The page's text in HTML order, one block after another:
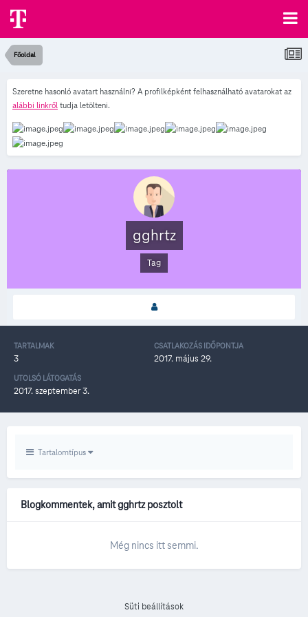
Főoldal
Szeretne hasonló avatart használni? A profilképként felhasználható avatarokat az
alábbi linkről tudja letölteni.
gghrtz
Tag
TARTALMAK
3
CSATLAKOZÁS IDŐPONTJA
2017. május 29.
UTOLSÓ LÁTOGATÁS
2017. szeptember 3.
Tartalomtípus
Blogkommentek, amit gghrtz posztolt
Még nincs itt semmi.
Süti beállítások